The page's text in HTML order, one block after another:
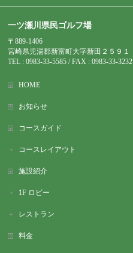
一ツ瀬川県民ゴルフ場
〒889-1406
宮崎県児湯郡新富町大字新田２５９１
TEL : 0983-33-5585 / FAX : 0983-33-3232
HOME
お知らせ
コースガイド
コースレイアウト
施設紹介
1F ロビー
レストラン
料金